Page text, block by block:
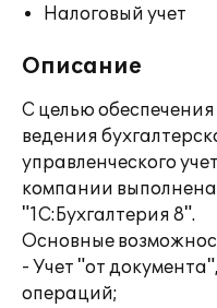
Налоговый учет
Описание
С целью
ведения
управленческого
компании
"1С:Бухгалтерия 8".
Основные
- Учет "от
операций;